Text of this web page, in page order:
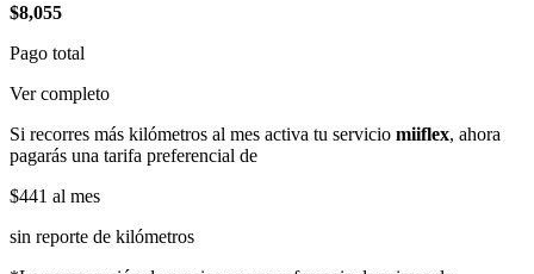
$8,055
Pago total
Ver completo
Si recorres más kilómetros al mes activa tu servicio miiflex, ahora
pagarás una tarifa preferencial de
$441 al mes
sin reporte de kilómetros